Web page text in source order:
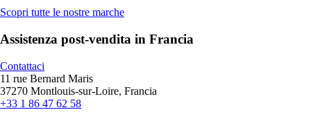
Scopri tutte le nostre marche
Assistenza post-vendita in Francia
Contattaci
11 rue Bernard Maris
37270 Montlouis-sur-Loire, Francia
+33 1 86 47 62 58